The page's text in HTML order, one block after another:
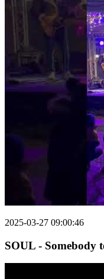
2025-03-27 09:00:46
SOUL - Somebody